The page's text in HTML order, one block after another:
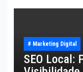
# Marketing Digital
SEO Local: